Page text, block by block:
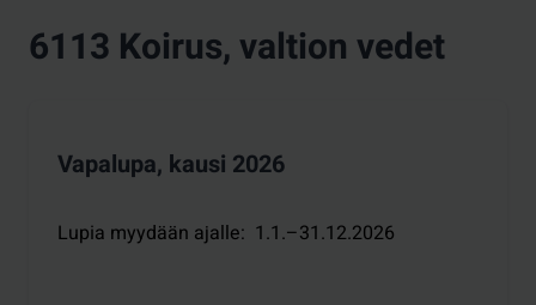
6113 Koirus, valtion vedet
Vapalupa, kausi 2026
Lupia myydään ajalle: 1.1.–31.12.2026